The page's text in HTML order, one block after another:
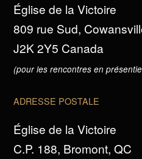
Église de la Victoire
809 rue Sud,
J2K 2Y5 Canada
(pour les rencontres en
ADRESSE POSTALE
Église de la Victoire
C.P. 188, Bromont, QC